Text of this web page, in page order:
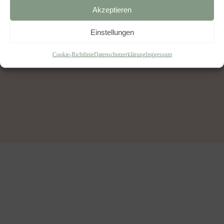
Akzeptieren
Einstellungen
Cookie-RichtlinieDatenschutzerklärungImpressum
BACK TO HOME